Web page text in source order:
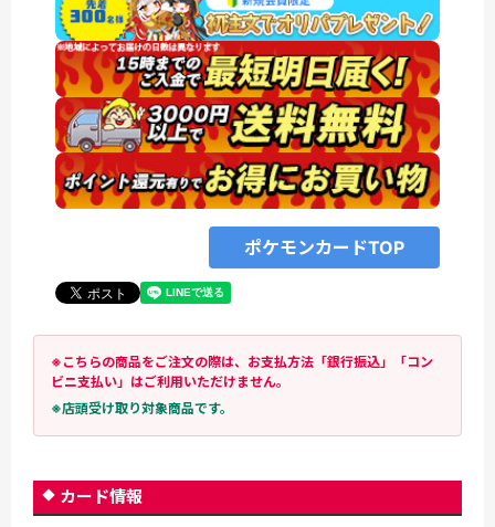
ポケモンカードTOP
※こちらの商品をご注文の際は、お支払方法「銀行振込」「コン
ビニ支払い」はご利用いただけません。
※店頭受け取り対象商品です。
カード情報